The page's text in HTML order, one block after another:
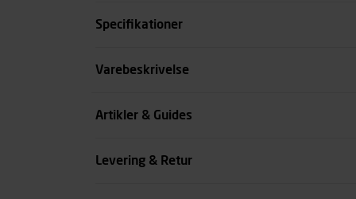
Specifikationer
Størrelse
Varebeskrivelse
Artikler & Guides
Levering & Retur